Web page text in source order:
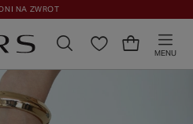
NA ZWROT
MENU